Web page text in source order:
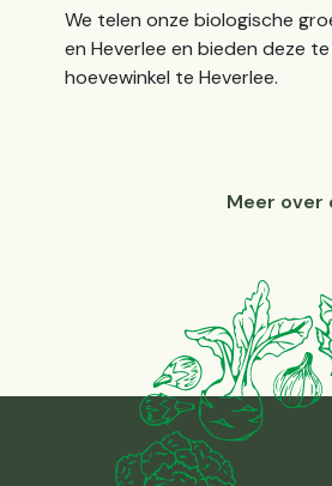
We telen onze biologische
en Heverlee en bieden deze
hoevewinkel te Heverlee.
Meer over